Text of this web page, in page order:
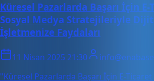
Küresel Pazarlarda Başarı İçin
Sosyal Medya Stratejileriyle
İşletmenize Faydaları
11 Nisan 2025 21:30
"Küresel Pazarlarda Başarı İçin E-